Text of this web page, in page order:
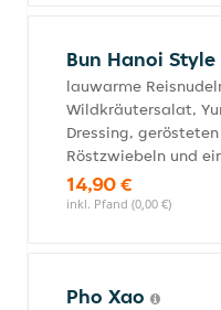
Bun Hanoi Style
lauwarme
Wildkräutersalat,
Dressing, gerösteten
Röstzwiebeln und
14,90 €
inkl. Pfand (0,00 €)
Pho Xao